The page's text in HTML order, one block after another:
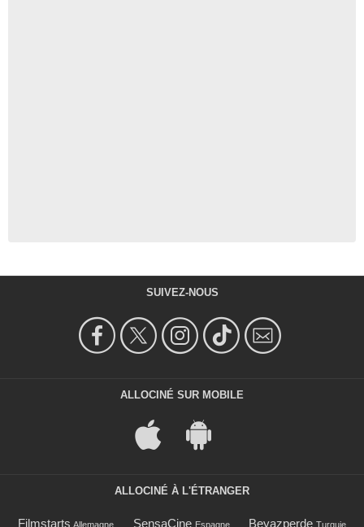
SUIVEZ-NOUS
ALLOCINÉ SUR MOBILE
ALLOCINÉ À L'ÉTRANGER
Filmstarts Allemagne SensaCine Espagne Beyazperde Turquie